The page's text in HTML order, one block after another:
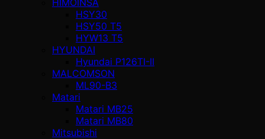
HIMOINSA
HSY30
HSY50 T5
HYW13 T5
HYUNDAI
Hyundai P126TI-II
MALCOMSON
ML90-B3
Matari
Matari MB25
Matari MB80
Mitsubishi